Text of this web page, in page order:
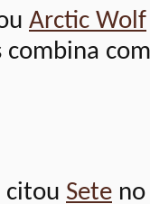
Arctic Wolf
citou Sete